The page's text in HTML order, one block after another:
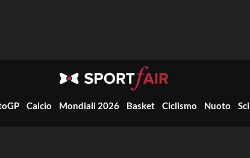
Calcio Mondiali 2026 Basket Ciclismo Nuoto Sci